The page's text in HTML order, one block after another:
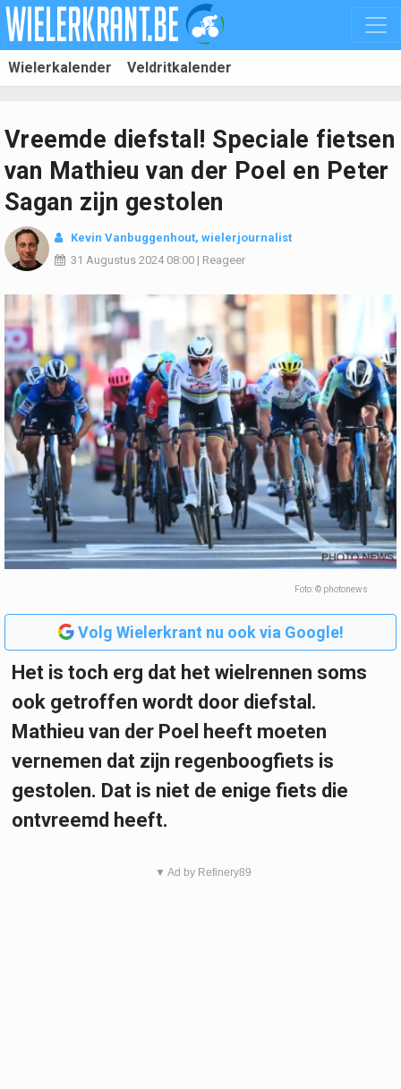
Wielerkalender Veldritkalender
Vreemde diefstal! Speciale fietsen
van Mathieu van der Poel en Peter
Sagan zijn gestolen
Kevin Vanbuggenhout, wielerjournalist
31 Augustus 202408:00 | Reageer
Foto: © photonews
Volg Wielerkrant nu ook via Google!
Het is toch erg dat het wielrennen soms
ook getroffen wordt door diefstal.
Mathieu van der Poel heeft moeten
vernemen dat zijn regenboogfiets is
gestolen. Dat is niet de enige fiets die
ontvreemd heeft.
▼ Ad by Refinery89